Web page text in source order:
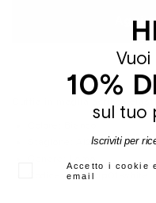
Ai23
Crvrowlp01-white
10%
sul tuo
Iscriviti per
Accetto i cookie
email